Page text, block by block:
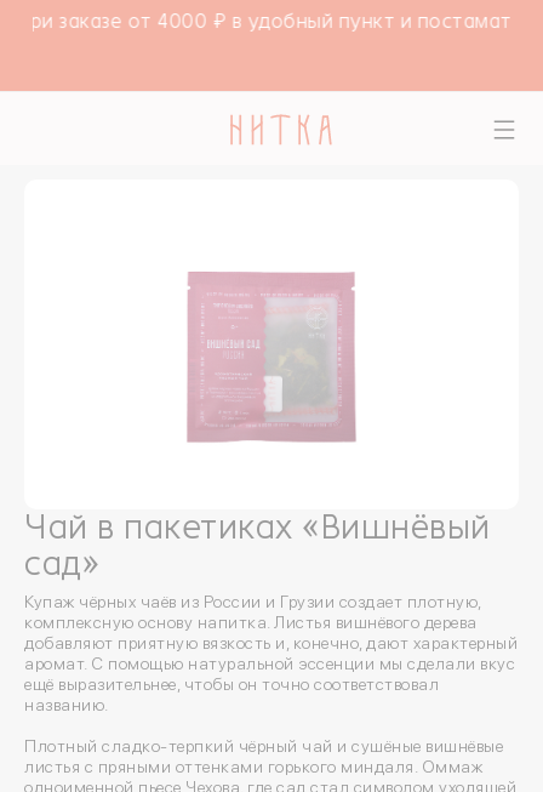
при заказе от 4000 ₽ в удобный пункт и постамат
Чай в пакетиках «Вишнёвый
сад»
Купаж чёрных чаёв из России и Грузии создает плотную,
комплексную основу напитка. Листья вишнёвого дерева
добавляют приятную вязкость и, конечно, дают характерный
аромат. С помощью натуральной эссенции мы сделали вкус
ещё выразительнее, чтобы он точно соответствовал
названию.
Плотный сладко-терпкий чёрный чай и сушёные вишнёвые
листья с пряными оттенками горького миндаля. Оммаж
одноименной пьесе Чехова, где сад стал символом уходящей